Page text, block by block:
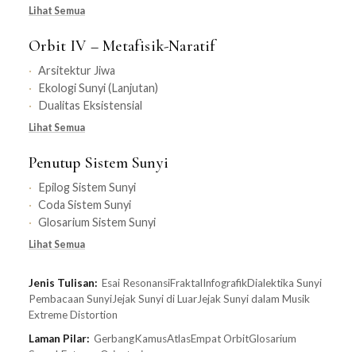
Lihat Semua
Orbit IV – Metafisik-Naratif
Arsitektur Jiwa
Ekologi Sunyi (Lanjutan)
Dualitas Eksistensial
Lihat Semua
Penutup Sistem Sunyi
Epilog Sistem Sunyi
Coda Sistem Sunyi
Glosarium Sistem Sunyi
Lihat Semua
Jenis Tulisan: Esai ResonansiFraktalInfografikDialektika Sunyi
Pembacaan SunyiJejak Sunyi di LuarJejak Sunyi dalam Musik
Extreme Distortion
Laman Pilar: GerbangKamusAtlasEmpat OrbitGlosarium